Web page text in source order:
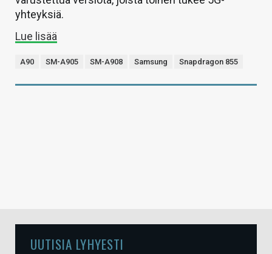
yhteyksiä.
Lue lisää
A90 SM-A905 SM-A908 Samsung Snapdragon 855
UUTISIA LYHYESTI